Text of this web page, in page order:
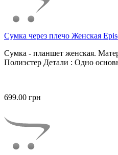
Сумка через плечо Женская
Сумка - планшет женская.
Полиэстер Детали : Одно
699.00 грн